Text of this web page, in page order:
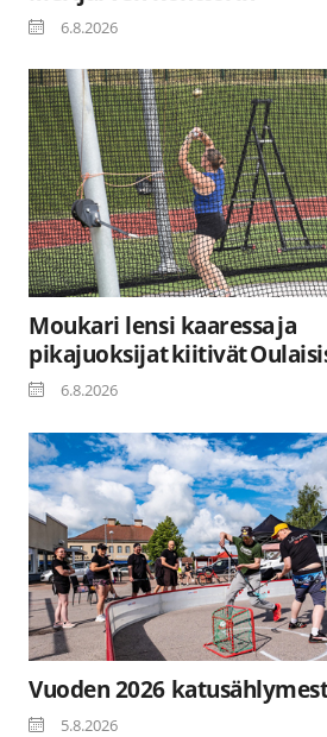
6.8.2026
Moukari lensi kaaressa ja
pikajuoksijat kiitivät
6.8.2026
Vuoden 2026
5.8.2026